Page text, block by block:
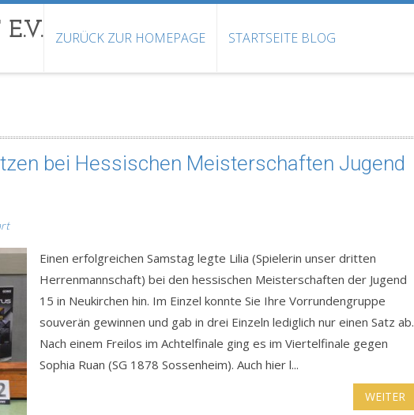
ZURÜCK ZUR HOMEPAGE STARTSEITE BLOG
bei Hessischen Meisterschaften Jugend
Einen erfolgreichen Samstag legte Lilia (Spielerin unser dritten
Herrenmannschaft) bei den hessischen Meisterschaften der Jugend
15 in Neukirchen hin. Im Einzel konnte Sie Ihre Vorrundengruppe
souverän gewinnen und gab in drei Einzeln lediglich nur einen Satz ab.
Nach einem Freilos im Achtelfinale ging es im Viertelfinale gegen
Sophia Ruan (SG 1878 Sossenheim). Auch hier l...
WEITER